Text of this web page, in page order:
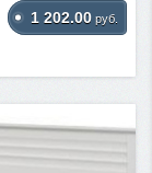
1 202.00 руб.